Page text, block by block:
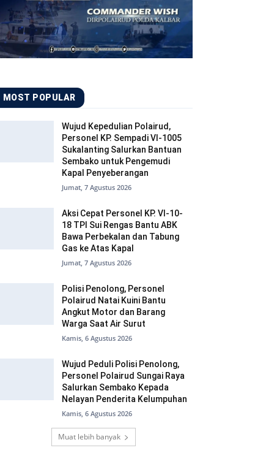
MOST POPULAR
Wujud Kepedulian Polairud,
Personel KP. Sempadi VI-1005
Sukalanting Salurkan Bantuan
Sembako untuk Pengemudi
Kapal Penyeberangan
Jumat, 7 Agustus 2026
Aksi Cepat Personel KP. VI-10-
18 TPI Sui Rengas Bantu ABK
Bawa Perbekalan dan Tabung
Gas ke Atas Kapal
Jumat, 7 Agustus 2026
Polisi Penolong, Personel
Polairud Natai Kuini Bantu
Angkut Motor dan Barang
Warga Saat Air Surut
Kamis, 6 Agustus 2026
Wujud Peduli Polisi Penolong,
Personel Polairud Sungai Raya
Salurkan Sembako Kepada
Nelayan Penderita Kelumpuhan
Kamis, 6 Agustus 2026
Muat lebih banyak